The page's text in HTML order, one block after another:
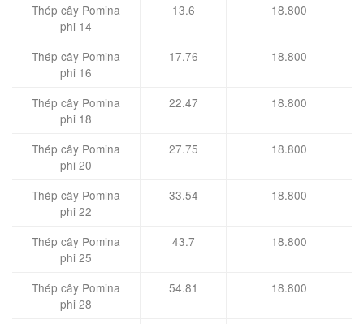
Thép cây Pomina
phi 14
13.6 18.800
Thép cây Pomina
phi 16
17.76 18.800
Thép cây Pomina
phi 18
22.47 18.800
Thép cây Pomina
phi 20
27.75 18.800
Thép cây Pomina
phi 22
33.54 18.800
Thép cây Pomina
phi 25
43.7 18.800
Thép cây Pomina
phi 28
54.81 18.800